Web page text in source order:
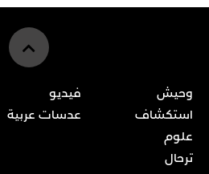
وحيش
استكشاف
علوم
ترحال
فيديو
عدسات عربية